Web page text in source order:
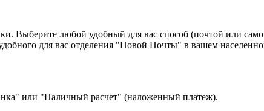
Выберите любой удобный для вас способ (почтой или
для вас отделения "Новой Почты" в вашем
или "Наличный расчет" (наложенный платеж).